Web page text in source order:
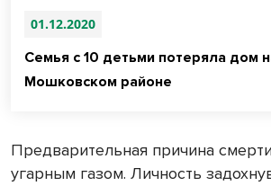
01.12.2020
Семья с 10 детьми потеряла дом
Мошковском районе
Предварительная причина
угарным газом. Личность